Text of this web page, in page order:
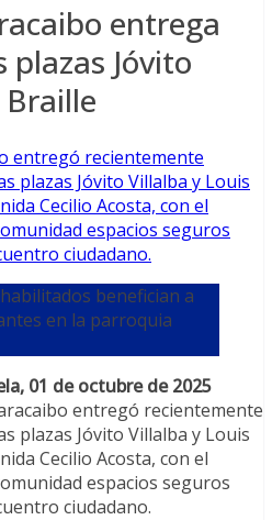
entrega
plazas Jóvito
benefician a
en la parroquia
01 de octubre de 2025
entregó recientemente
plazas Jóvito Villalba y Louis
Cecilio Acosta, con el
espacios seguros
ciudadano.